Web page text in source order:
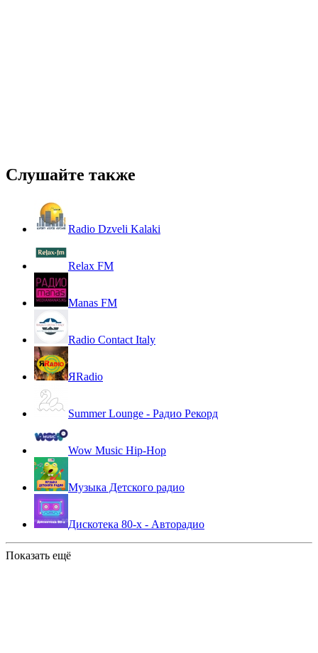
Слушайте также
Radio Dzveli Kalaki
Relax FM
Manas FM
Radio Contact Italy
ЯRadio
Summer Lounge - Радио Рекорд
Wow Music Hip-Hop
Музыка Детского радио
Дискотека 80-х - Авторадио
Показать ещё